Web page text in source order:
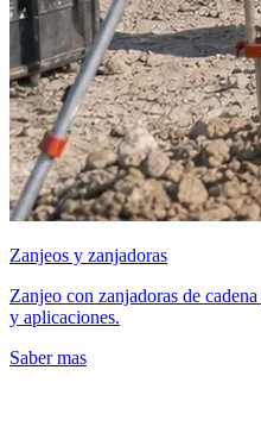
Zanjeos y zanjadoras
Zanjeo con zanjadoras de
y aplicaciones.
Saber mas